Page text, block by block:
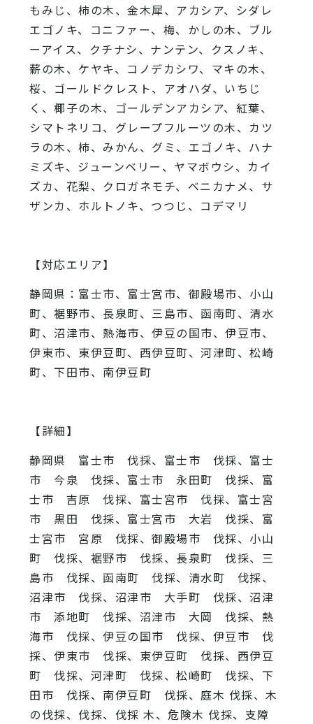
もみじ、柿の木、金木犀、アカシア、 シダレ
エゴノキ、コニファー、梅、かしの木、ブル
ーアイス、 クチナシ、ナンテン、クスノキ、
薪の木、ケヤキ、コノデカシワ、マキの木、
桜、 ゴールドクレスト、アオハダ、いちじ
く、椰子の木、 ゴールデンアカシア、紅葉、
シマトネリコ、 グレープフルーツの木、カツ
ラの木、柿、みかん、グミ、 エゴノキ、ハナ
ミズキ、ジューンベリー、ヤマボウシ、カイ
ズカ、 花梨、クロガネモチ、ベニカナメ、サ
ザンカ、ホルトノキ、 つつじ、コデマリ
【対応エリア】
静岡県：富士市、富士宮市、御殿場市、小山
町、裾野市、長泉町、三島市、函南町、清水
町、沼津市、熱海市、伊豆の国市、伊豆市、
伊東市、東伊豆町、西伊豆町、河津町、松崎
町、下田市、南伊豆町
【詳細】
静岡県 富士市 伐採、富士市 伐採、富士
市 今泉 伐採、富士市 永田町 伐採、富
士市 吉原 伐採、富士宮市 伐採、富士宮
市 黒田 伐採、富士宮市 大岩 伐採、富
士宮市 宮原 伐採、御殿場市 伐採、小山
町 伐採、裾野市 伐採、長泉町 伐採、三
島市 伐採、函南町 伐採、清水町 伐採、
沼津市 伐採、沼津市 大手町 伐採、沼津
市 添地町 伐採、沼津市 大岡 伐採、熱
海市 伐採、伊豆の国市 伐採、伊豆市 伐
採、伊東市 伐採、東伊豆町 伐採、西伊豆
町 伐採、河津町 伐採、松崎町 伐採、下
田市 伐採、南伊豆町 伐採、庭木 伐採、木
の伐採、伐採、伐採 木、危険木 伐採、支障